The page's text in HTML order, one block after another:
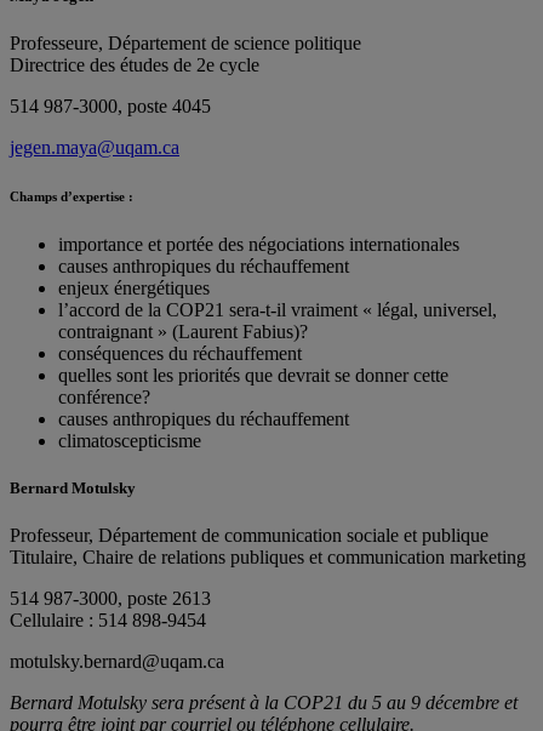
Professeure, Département de science politique
Directrice des études de 2e cycle
514 987-3000, poste 4045
jegen.maya@uqam.ca
Champs d’expertise :
importance et portée des négociations internationales
causes anthropiques du réchauffement
enjeux énergétiques
l’accord de la COP21 sera-t-il vraiment « légal, universel,
contraignant » (Laurent Fabius)?
conséquences du réchauffement
quelles sont les priorités que devrait se donner cette
conférence?
causes anthropiques du réchauffement
climatoscepticisme
Bernard Motulsky
Professeur, Département de communication sociale et publique
Titulaire, Chaire de relations publiques et communication marketing
514 987-3000, poste 2613
Cellulaire : 514 898-9454
motulsky.bernard@uqam.ca
Bernard Motulsky sera présent à la COP21 du 5 au 9 décembre et
pourra être joint par courriel ou téléphone cellulaire.